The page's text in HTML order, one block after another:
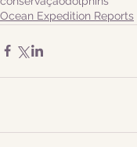
Ocean Expedition Reports